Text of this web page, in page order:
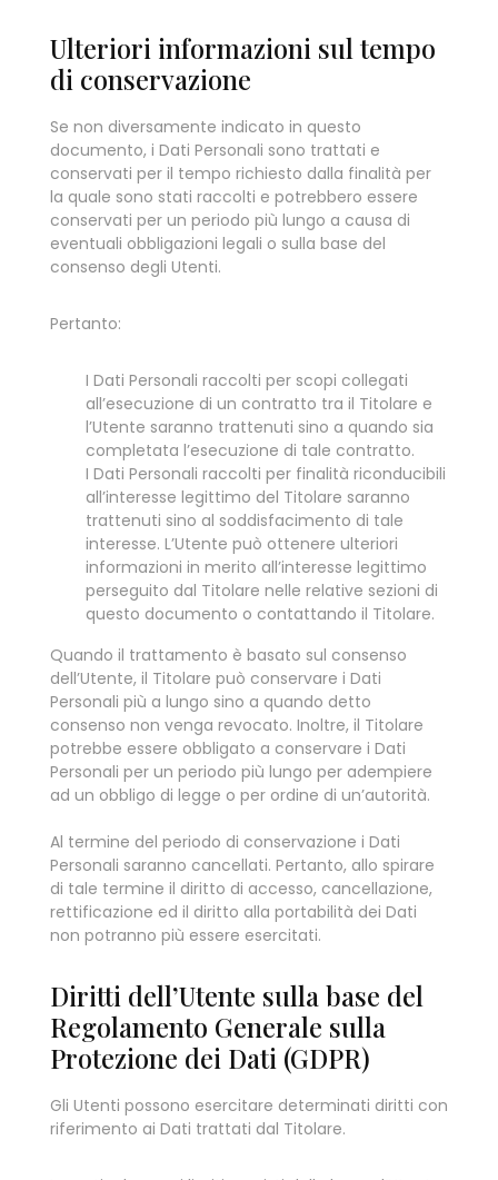
Ulteriori informazioni sul tempo
di conservazione
Se non diversamente indicato in questo
documento, i Dati Personali sono trattati e
conservati per il tempo richiesto dalla finalità per
la quale sono stati raccolti e potrebbero essere
conservati per un periodo più lungo a causa di
eventuali obbligazioni legali o sulla base del
consenso degli Utenti.
Pertanto:
I Dati Personali raccolti per scopi collegati
all’esecuzione di un contratto tra il Titolare e
l’Utente saranno trattenuti sino a quando sia
completata l’esecuzione di tale contratto.
I Dati Personali raccolti per finalità riconducibili
all’interesse legittimo del Titolare saranno
trattenuti sino al soddisfacimento di tale
interesse. L’Utente può ottenere ulteriori
informazioni in merito all’interesse legittimo
perseguito dal Titolare nelle relative sezioni di
questo documento o contattando il Titolare.
Quando il trattamento è basato sul consenso
dell’Utente, il Titolare può conservare i Dati
Personali più a lungo sino a quando detto
consenso non venga revocato. Inoltre, il Titolare
potrebbe essere obbligato a conservare i Dati
Personali per un periodo più lungo per adempiere
ad un obbligo di legge o per ordine di un’autorità.
Al termine del periodo di conservazione i Dati
Personali saranno cancellati. Pertanto, allo spirare
di tale termine il diritto di accesso, cancellazione,
rettificazione ed il diritto alla portabilità dei Dati
non potranno più essere esercitati.
Diritti dell’Utente sulla base del
Regolamento Generale sulla
Protezione dei Dati (GDPR)
Gli Utenti possono esercitare determinati diritti con
riferimento ai Dati trattati dal Titolare.